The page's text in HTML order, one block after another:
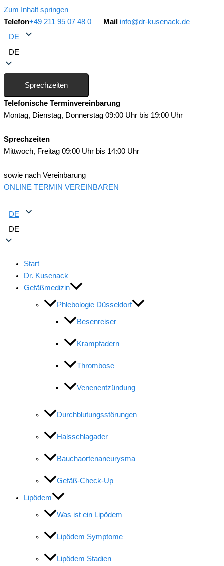
Zum Inhalt springen
Telefon+49 211 95 07 48 0 Mail info@dr-kusenack.de
DE
DE
Sprechzeiten
Telefonische Terminvereinbarung
Montag, Dienstag, Donnerstag 09:00 Uhr bis 19:00 Uhr
Sprechzeiten
Mittwoch, Freitag 09:00 Uhr bis 14:00 Uhr
sowie nach Vereinbarung
ONLINE TERMIN VEREINBAREN
DE
DE
Start
Dr. Kusenack
Gefäßmedizin
Phlebologie Düsseldorf
Besenreiser
Krampfadern
Thrombose
Venenentzündung
Durchblutungsstörungen
Halsschlagader
Bauchaortenaneurysma
Gefäß-Check-Up
Lipödem
Was ist ein Lipödem
Lipödem Symptome
Lipödem Stadien